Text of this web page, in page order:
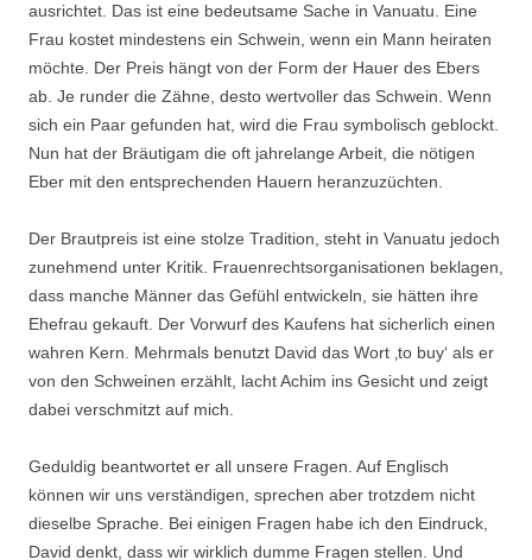
ausrichtet. Das ist eine bedeutsame Sache in Vanuatu. Eine
Frau kostet mindestens ein Schwein, wenn ein Mann heiraten
möchte. Der Preis hängt von der Form der Hauer des Ebers
ab. Je runder die Zähne, desto wertvoller das Schwein. Wenn
sich ein Paar gefunden hat, wird die Frau symbolisch geblockt.
Nun hat der Bräutigam die oft jahrelange Arbeit, die nötigen
Eber mit den entsprechenden Hauern heranzuzüchten.
Der Brautpreis ist eine stolze Tradition, steht in Vanuatu jedoch
zunehmend unter Kritik. Frauenrechtsorganisationen beklagen,
dass manche Männer das Gefühl entwickeln, sie hätten ihre
Ehefrau gekauft. Der Vorwurf des Kaufens hat sicherlich einen
wahren Kern. Mehrmals benutzt David das Wort ‚to buy‘ als er
von den Schweinen erzählt, lacht Achim ins Gesicht und zeigt
dabei verschmitzt auf mich.
Geduldig beantwortet er all unsere Fragen. Auf Englisch
können wir uns verständigen, sprechen aber trotzdem nicht
dieselbe Sprache. Bei einigen Fragen habe ich den Eindruck,
David denkt, dass wir wirklich dumme Fragen stellen. Und